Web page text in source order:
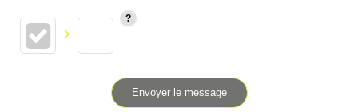
Envoyer le message